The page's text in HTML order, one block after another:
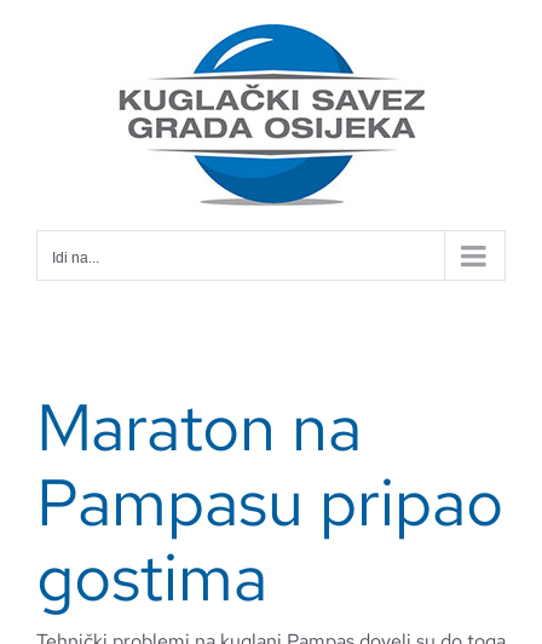
Idi na...
Maraton na
Pampasu pripao
gostima